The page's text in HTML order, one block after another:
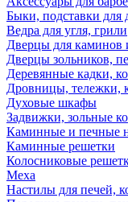
Быки, подставки для
Ведра для угля, грили
Дверцы для каминов
Дверцы зольников,
Деревянные кадки,
Дровницы, тележки,
Духовые шкафы
Задвижки, зольные
Каминные и печные
Каминные решетки
Колосниковые
Меха
Настилы для печей,